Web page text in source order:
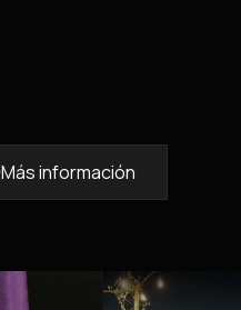
Más información